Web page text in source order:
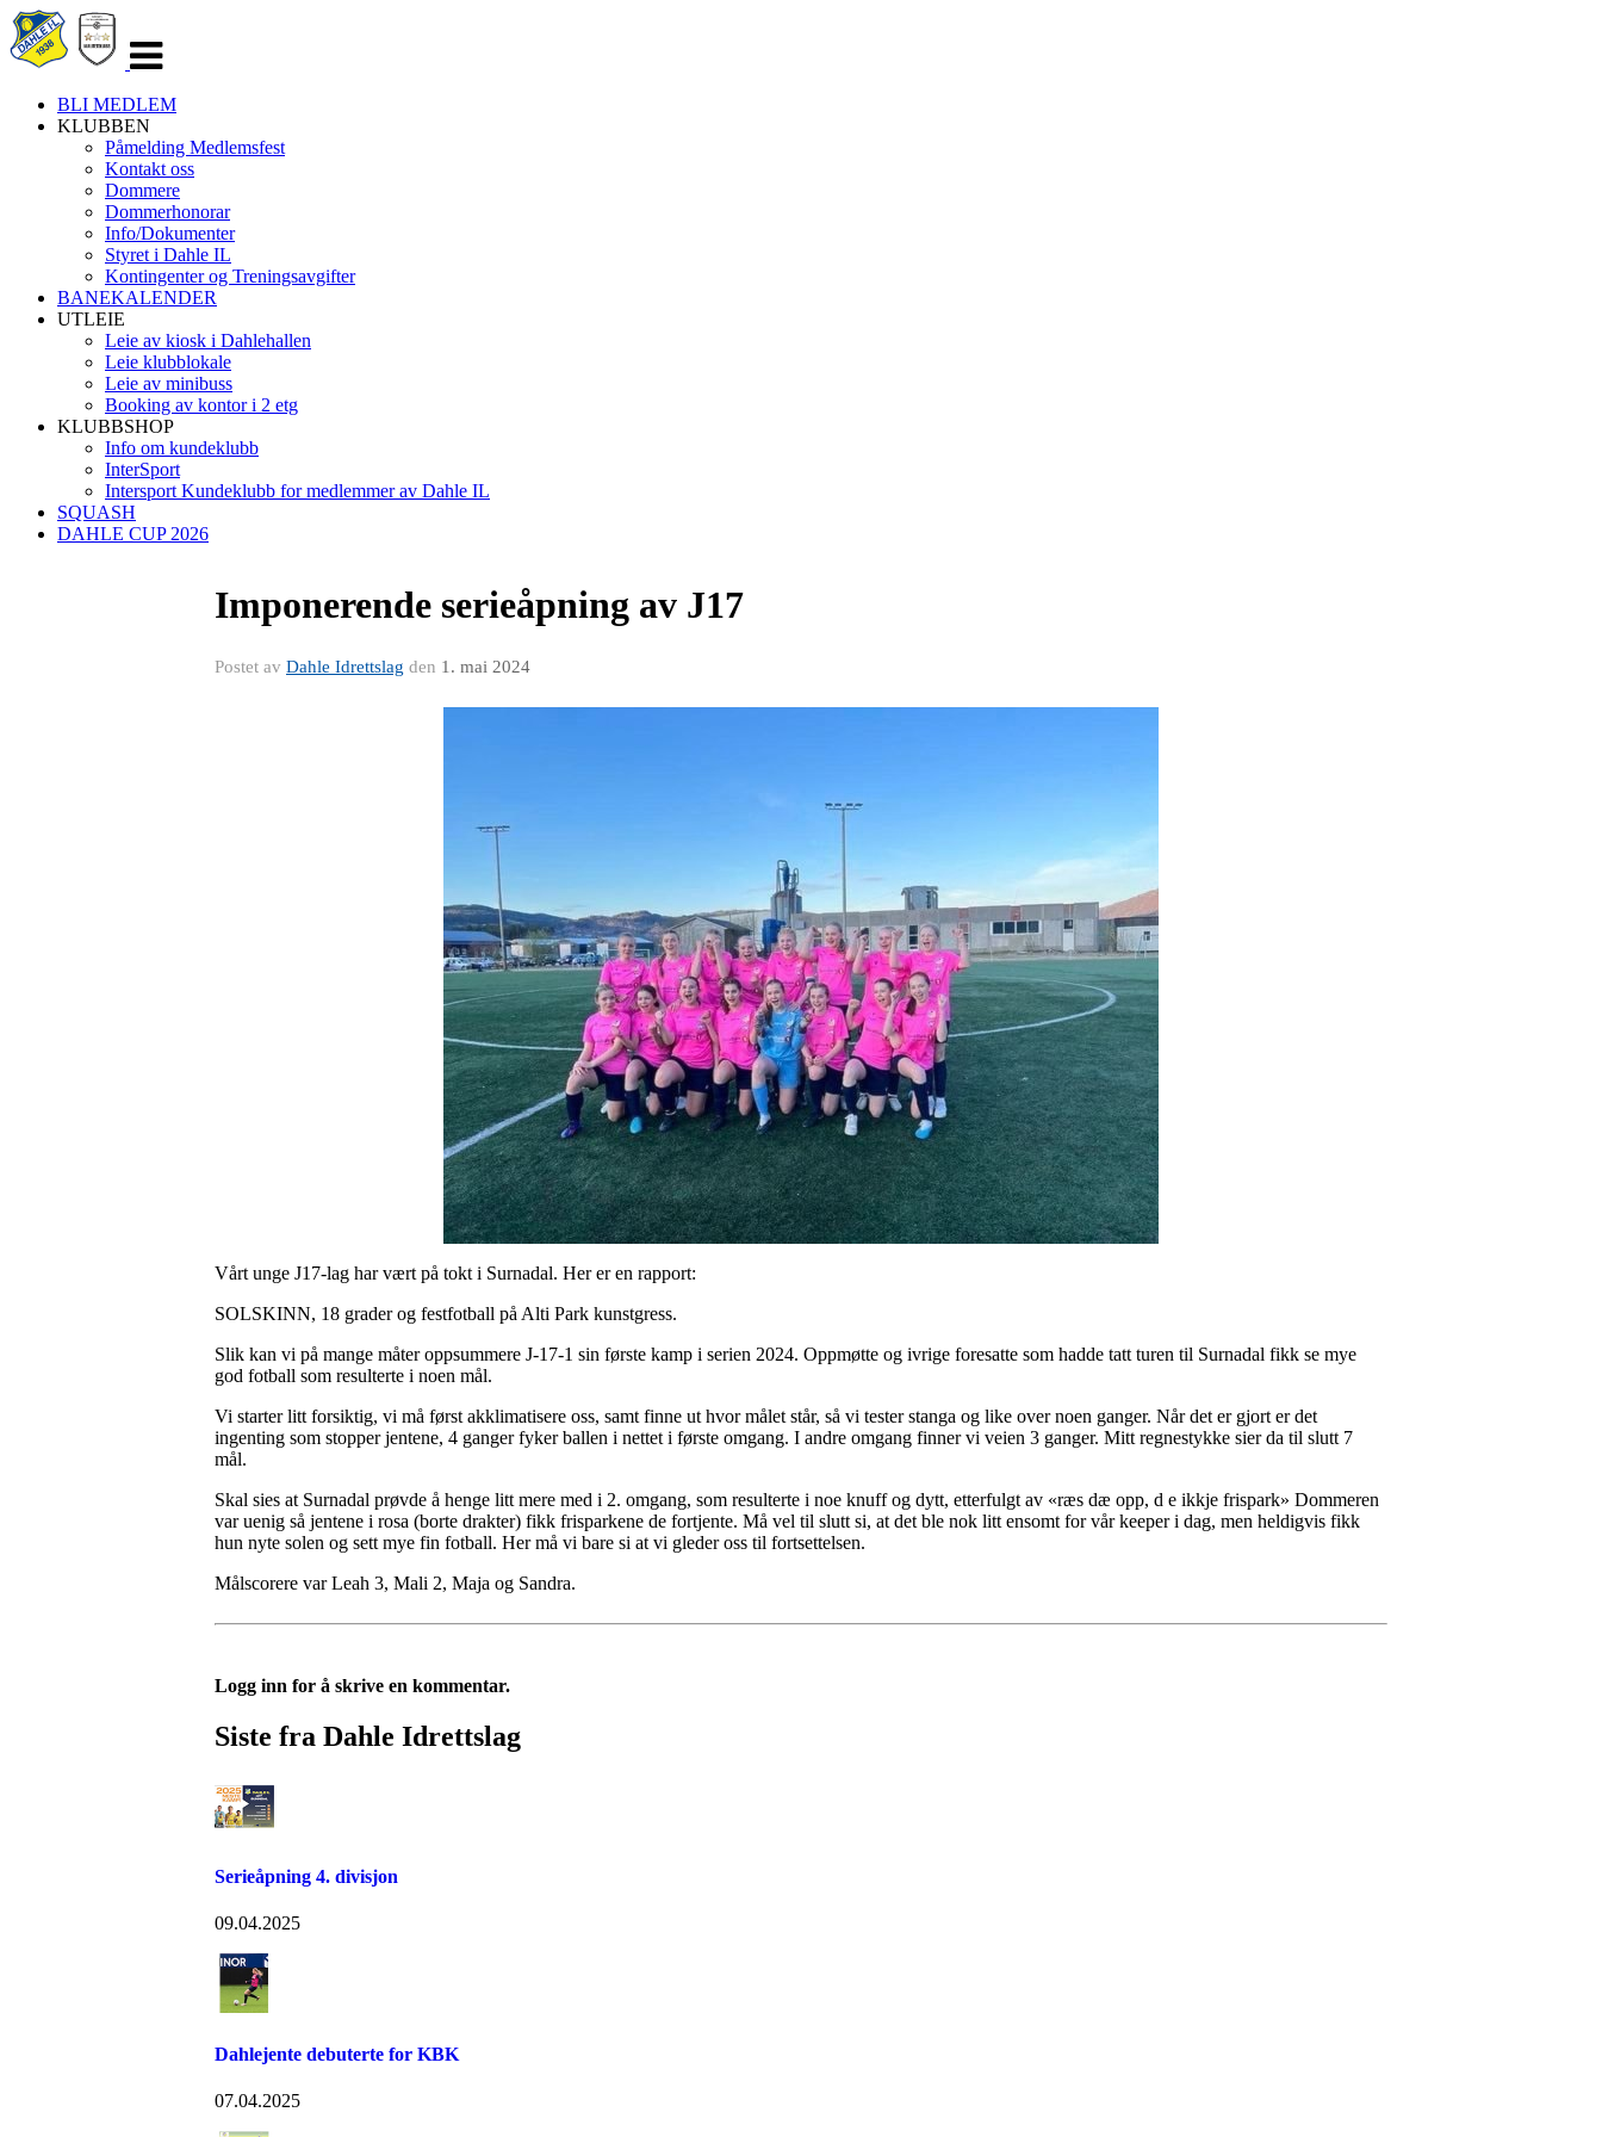
navigasjon
BLI MEDLEM
KLUBBEN
Påmelding Medlemsfest
Kontakt oss
Dommere
Dommerhonorar
Info/Dokumenter
Styret i Dahle IL
Kontingenter og Treningsavgifter
BANEKALENDER
UTLEIE
Leie av kiosk i Dahlehallen
Leie klubblokale
Leie av minibuss
Booking av kontor i 2 etg
KLUBBSHOP
Info om kundeklubb
InterSport
Intersport Kundeklubb for medlemmer av Dahle IL
SQUASH
DAHLE CUP 2026
Imponerende serieåpning av J17
Postet av Dahle Idrettslag den 1. mai 2024
Vårt unge J17-lag har vært på tokt i Surnadal. Her er en rapport:
SOLSKINN, 18 grader og festfotball på Alti Park kunstgress.
Slik kan vi på mange måter oppsummere J-17-1 sin første kamp i serien 2024. Oppmøtte og ivrige foresatte som hadde tatt turen til Surnadal fikk se mye
god fotball som resulterte i noen mål.
Vi starter litt forsiktig, vi må først akklimatisere oss, samt finne ut hvor målet står, så vi tester stanga og like over noen ganger. Når det er gjort er det
ingenting som stopper jentene, 4 ganger fyker ballen i nettet i første omgang. I andre omgang finner vi veien 3 ganger. Mitt regnestykke sier da til slutt 7
mål.
Skal sies at Surnadal prøvde å henge litt mere med i 2. omgang, som resulterte i noe knuff og dytt, etterfulgt av «ræs dæ opp, d e ikkje frispark» Dommeren
var uenig så jentene i rosa (borte drakter) fikk frisparkene de fortjente. Må vel til slutt si, at det ble nok litt ensomt for vår keeper i dag, men heldigvis fikk
hun nyte solen og sett mye fin fotball. Her må vi bare si at vi gleder oss til fortsettelsen.
Målscorere var Leah 3, Mali 2, Maja og Sandra.
Logg inn for å skrive en kommentar.
Siste fra Dahle Idrettslag
Serieåpning 4. divisjon
09.04.2025
Dahlejente debuterte for KBK
07.04.2025